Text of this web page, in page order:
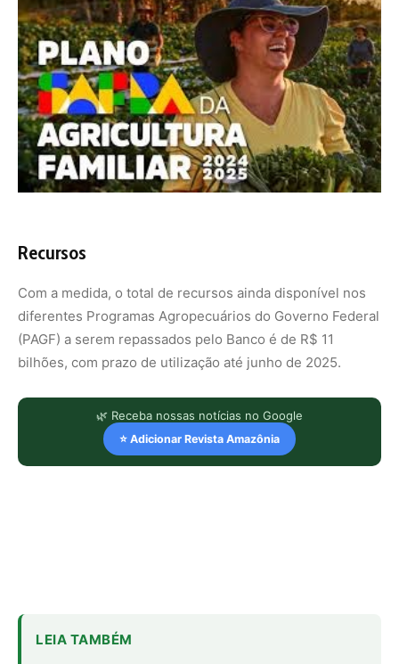
Recursos
Com a medida, o total de recursos ainda disponível nos
diferentes Programas Agropecuários do Governo Federal
(PAGF) a serem repassados pelo Banco é de R$ 11
bilhões, com prazo de utilização até junho de 2025.
🌿 Receba nossas notícias no Google
⭐ Adicionar Revista Amazônia
LEIA TAMBÉM